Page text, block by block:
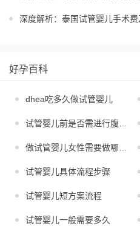
深度解析：泰国试管婴儿手术
好孕百科
dhea吃多久做试管婴儿
试管婴儿前是否需进行腹腔镜
做试管婴儿女性需要做哪些检查
试管婴儿具体流程步骤
试管婴儿短方案流程
试管婴儿一般需要多久